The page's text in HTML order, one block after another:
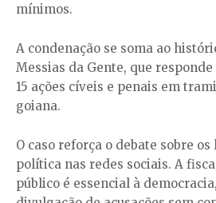
mínimos.
A condenação se soma ao
Messias da Gente, que
15 ações cíveis e penais em
goiana.
O caso reforça o debate sobre
política nas redes sociais. A
público é essencial à